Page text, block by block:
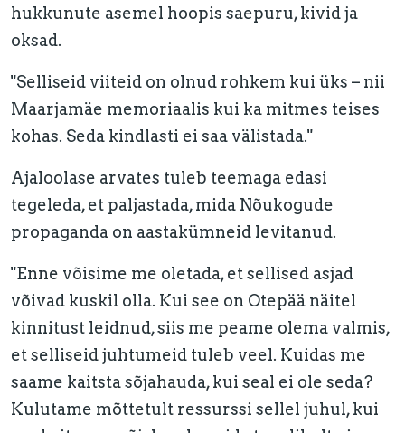
hukkunute asemel hoopis saepuru, kivid ja
oksad.
"Selliseid viiteid on olnud rohkem kui üks – nii
Maarjamäe memoriaalis kui ka mitmes teises
kohas. Seda kindlasti ei saa välistada."
Ajaloolase arvates tuleb teemaga edasi
tegeleda, et paljastada, mida Nõukogude
propaganda on aastakümneid levitanud.
"Enne võisime me oletada, et sellised asjad
võivad kuskil olla. Kui see on Otepää näitel
kinnitust leidnud, siis me peame olema valmis,
et selliseid juhtumeid tuleb veel. Kuidas me
saame kaitsta sõjahauda, kui seal ei ole seda?
Kulutame mõttetult ressurssi sellel juhul, kui